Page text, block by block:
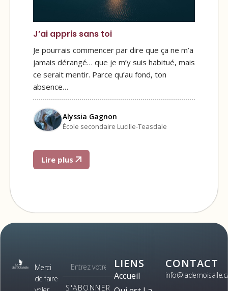
J’ai appris sans toi
Je pourrais commencer par dire que ça ne m’a
jamais dérangé… que je m’y suis habitué, mais
ce serait mentir. Parce qu’au fond, ton
absence…
Alyssia Gagnon
École secondaire Lucille-Teasdale
Lire plus
Merci
de faire
S'ABONNER
LIENS
Accueil
CONTACT